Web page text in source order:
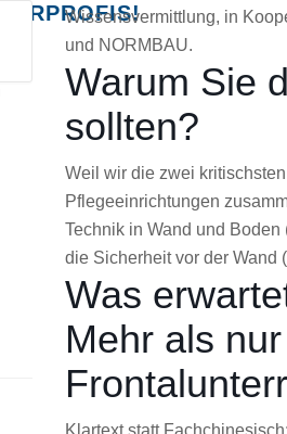
Wissensvermittlung, in
und NORMBAU.
Warum Sie
sollten?
Weil wir die zwei
Pflegeeinrichtungen
Technik in Wand und Boden
die Sicherheit vor der Wand
Was
Mehr als nur